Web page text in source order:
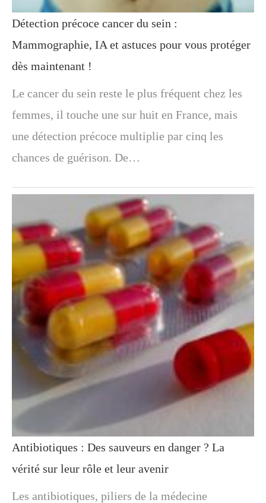
Détection précoce cancer du sein :
Mammographie, IA et astuces pour vous protéger
dès maintenant !
Le cancer du sein reste le plus fréquent chez les
femmes, il touche une sur huit en France, mais
une détection précoce multiplie par cinq les
chances de guérison. De…
Antibiotiques : Des sauveurs en danger ? La
vérité sur leur rôle et leur avenir
Les antibiotiques, piliers de la médecine